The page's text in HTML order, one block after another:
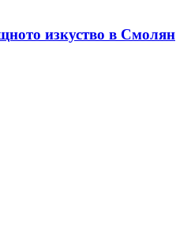
изкуство в Смолян